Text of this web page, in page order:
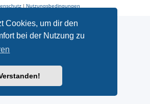
Cookies, um dir den
bei der Nutzung zu
| Nutzungsbedingungen